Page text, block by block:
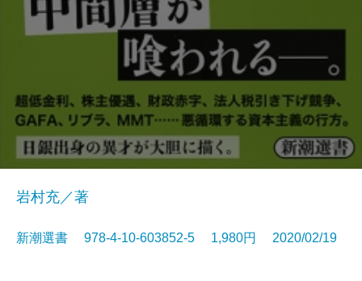
岩村充／著
新潮選書 978-4-10-603852-5 1,980円 2020/02/19